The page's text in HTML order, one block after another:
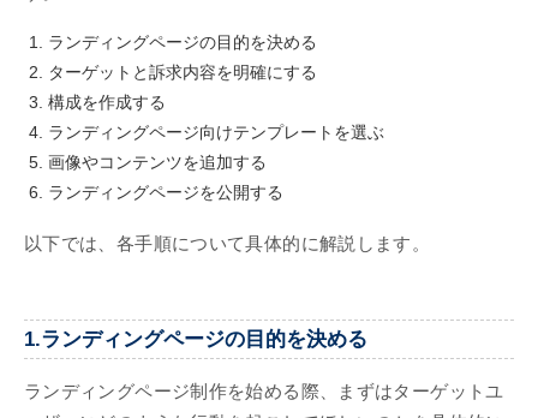
ランディングページの目的を決める
ターゲットと訴求内容を明確にする
構成を作成する
ランディングページ向けテンプレートを選ぶ
画像やコンテンツを追加する
ランディングページを公開する
以下では、各手順について具体的に解説します。
1.ランディングページの目的を決める
ランディングページ制作を始める際、まずはターゲットユ